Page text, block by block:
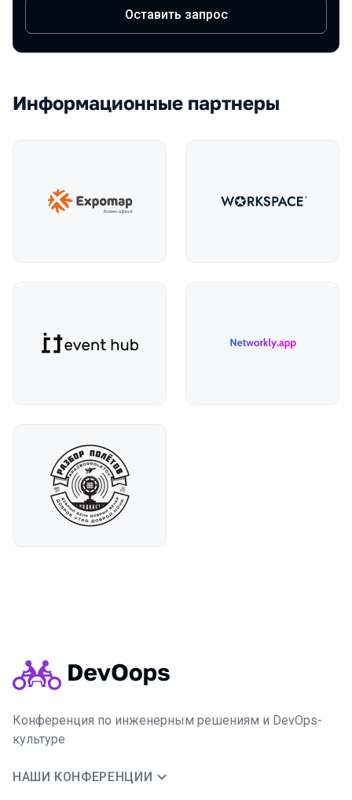
Оставить запрос
Информационные партнеры
Конференция по инженерным решениям и DevOps-
культуре
НАШИ КОНФЕРЕНЦИИ